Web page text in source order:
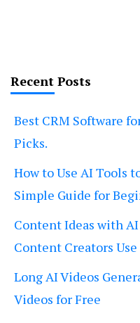
Recent Posts
Best CRM Software
Picks.
How to Use AI Tools
Simple Guide for
Content Ideas with
Content Creators
Long AI Videos
Videos for Free